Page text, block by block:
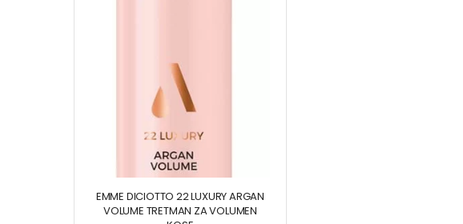
EMME DICIOTTO 22 LUXURY ARGAN
VOLUME TRETMAN ZA VOLUMEN